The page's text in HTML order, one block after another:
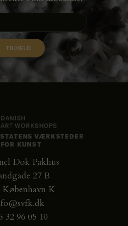
Dok Pakhus
27 B
København K
32 96 05 10